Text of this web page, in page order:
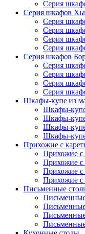
Серия
Серия шкафов
Серия
Серия
Серия
Серия
Серия шкафов
Серия
Серия
Серия
Серия
Шкафы-купе из
Шкафы-
Шкафы-купе
Шкафы-
Шкафы-
Прихожие с
Прихожие с
Прихожие с
Прихожие с
Прихожие с
Письменные